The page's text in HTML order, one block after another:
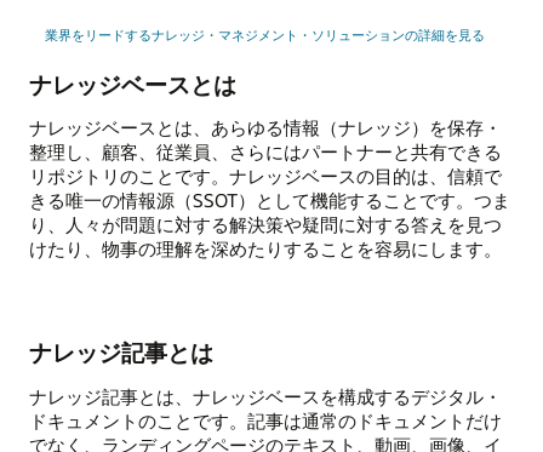
業界をリードするナレッジ・マネジメント・ソリューションの詳細を見る
ナレッジベースとは
ナレッジベースとは、あらゆる情報（ナレッジ）を保存・
整理し、顧客、従業員、さらにはパートナーと共有できる
リポジトリのことです。ナレッジベースの目的は、信頼で
きる唯一の情報源（SSOT）として機能することです。つま
り、人々が問題に対する解決策や疑問に対する答えを見つ
けたり、物事の理解を深めたりすることを容易にします。
ナレッジ記事とは
ナレッジ記事とは、ナレッジベースを構成するデジタル・
ドキュメントのことです。記事は通常のドキュメントだけ
でなく、ランディングページのテキスト、動画、画像、イ